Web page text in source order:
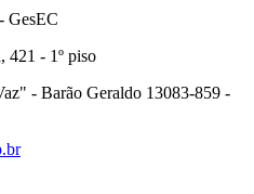
GesEC
421 - 1º piso
- Barão Geraldo 13083-859 -